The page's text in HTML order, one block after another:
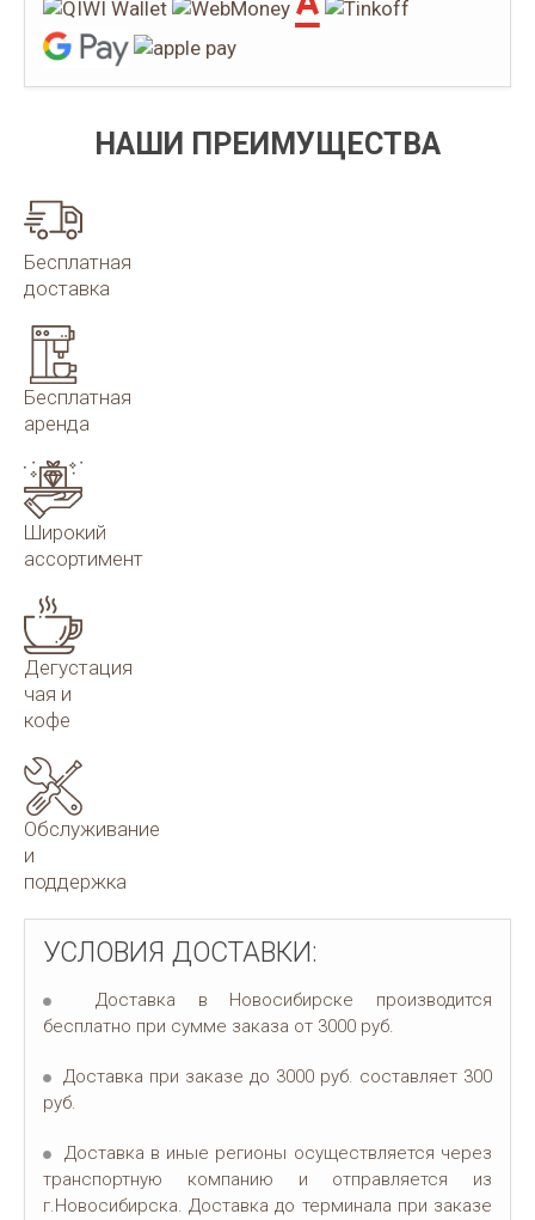
НАШИ ПРЕИМУЩЕСТВА
Бесплатная
доставка
Бесплатная
аренда
Широкий
ассортимент
Дегустация
чая и
кофе
Обслуживание
и
поддержка
УСЛОВИЯ ДОСТАВКИ:
Доставка в Новосибирске производится
бесплатно при сумме заказа от 3000 руб.
Доставка при заказе до 3000 руб. составляет 300
руб.
Доставка в иные регионы осуществляется через
транспортную компанию и отправляется из
г.Новосибирска. Доставка до терминала при заказе